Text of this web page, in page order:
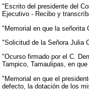
"Escrito del presidente del
Ejecutivo - Recibo y
"Memorial en que la señorita
"Solicitud de la Señora Julia
"Ocurso firmado por el C.
Tampico, Tamaulipas, en
"Memorial en que el
defecto, la dotación de los